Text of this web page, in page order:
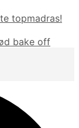
topmadras!
bake off